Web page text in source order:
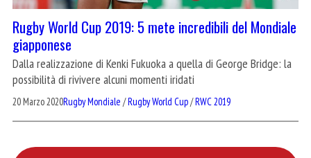
Rugby World Cup 2019: 5 mete incredibili del Mondiale
giapponese
Dalla realizzazione di Kenki Fukuoka a quella di George Bridge: la
possibilità di rivivere alcuni momenti iridati
20 Marzo 2020Rugby Mondiale /Rugby World Cup/RWC 2019